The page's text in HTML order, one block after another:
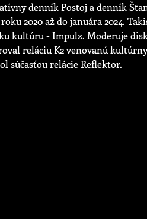
denník Postoj a denník
2020 až do januára 2024.
kultúru - Impulz. Moderuje
reláciu K2 venovanú
súčasťou relácie Reflektor.